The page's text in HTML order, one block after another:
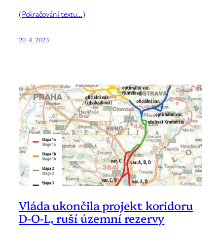
(Pokračování textu…)
20. 4. 2023
Vláda ukončila projekt koridoru
D-O-L, ruší územní rezervy